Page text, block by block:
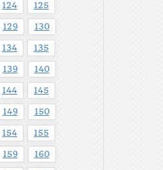
124 125
129 130
134 135
139 140
144 145
149 150
154 155
159 160